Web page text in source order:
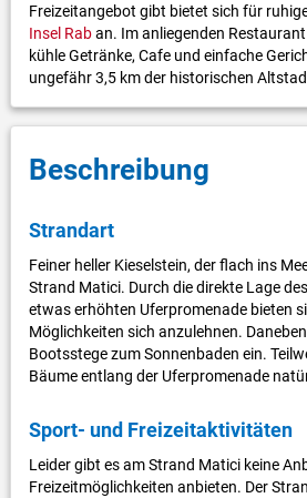
Freizeitangebot gibt bietet sich für
Insel Raban. Im anliegenden
kühle Getränke, Cafe und einfache
ungefähr 3,5 km der historischen
Beschreibung
Strandart
Feiner heller Kieselstein, der flach ins
Strand Matici. Durch die direkte Lage
etwas erhöhten Uferpromenade bieten
Möglichkeiten sich anzulehnen.
Bootsstege zum Sonnenbaden ein.
Bäume entlang der Uferpromenade
Sport- und Freizeitaktivitäten
Leider gibt es am Strand Matici keine
Freizeitmöglichkeiten anbieten. Der